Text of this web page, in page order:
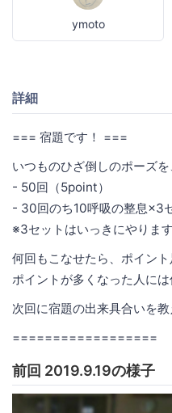
ymoto
詳細
=== 宿題です！ ===
いつものひざ倒しのポーズを
- 50回（5point）
- 30回のち10呼吸の整息×3
※3セットはいっきにやります
何回もこなせたら、ポイント
ポイントが多くなった人に
次回に宿題の出来具合いを教
==================
前回 2019.9.19の様子